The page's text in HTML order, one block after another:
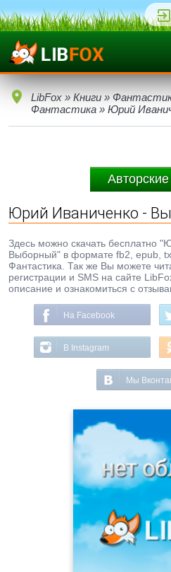
LibFox » Книги »
Фантастика » Юрий
Юрий Иваниченко -
Здесь можно скачать бесплатно
Выборный" в формате fb2, epub,
Фантастика. Так же Вы можете
регистрации и SMS на сайте
описание и ознакомиться с
На Facebook
В Instagram
Мы